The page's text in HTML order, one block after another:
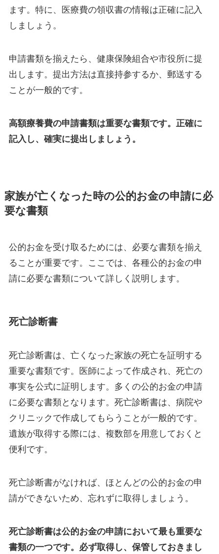
ます。特に、医療費の領収書の情報は正確に記入
しましょう。
申請書類を揃えたら、健康保険組合や市役所に提
出します。提出方法は直接持参するか、郵送する
ことが一般的です。
高額療養費の申請書類は重要な書類です。正確に
記入し、確実に提出しましょう。
家族が亡くなった時の公的お金の申請に必
要な書類
公的お金を受け取るためには、必要な書類を揃え
ることが重要です。ここでは、各種公的お金の申
請に必要な書類について詳しく説明します。
死亡診断書
死亡診断書は、亡くなった家族の死亡を証明する
重要な書類です。医師によって作成され、死亡の
事実を公式に証明します。多くの公的お金の申請
に必要な書類となります。死亡診断書は、病院や
クリニックで作成してもらうことが一般的です。
遺族が取得する際には、複数部を用意しておくと
便利です。
死亡診断書がなければ、ほとんどの公的お金の申
請ができないため、忘れずに取得しましょう。
死亡診断書は公的お金の申請において最も重要な
書類の一つです。必ず取得し、保管しておきまし